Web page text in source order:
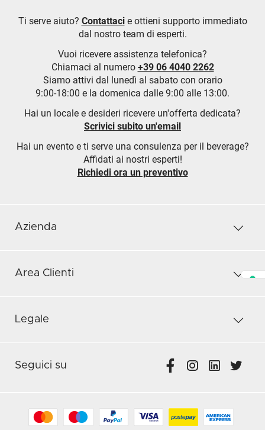
Ti serve aiuto? Contattacie ottieni supporto immediato
dal nostro team di esperti.
Vuoi ricevere assistenza telefonica?
Chiamaci al numero +39 06 4040 2262
Siamo attivi dal lunedì al sabato con orario
9:00-18:00 e la domenica dalle 9:00 alle 13:00.
Hai un locale e desideri ricevere un'offerta dedicata?
Scrivici subito un'email
Hai un evento e ti serve una consulenza per il beverage?
Affidati ai nostri esperti!
Richiedi ora un preventivo
Azienda
Area Clienti
Legale
Seguici su